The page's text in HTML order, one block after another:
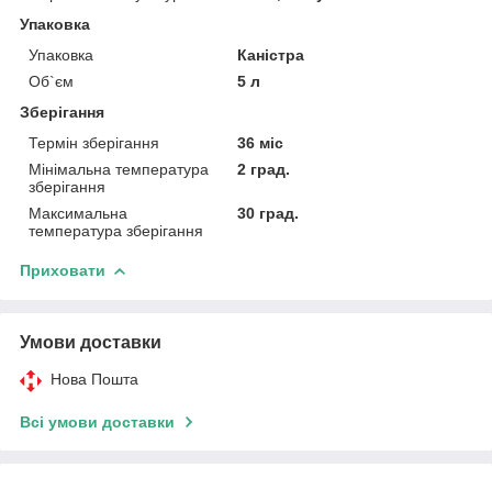
Упаковка
Упаковка
Каністра
Об`єм
5 л
Зберігання
Термін зберігання
36 міс
Мінімальна температура
зберігання
2 град.
Максимальна
температура зберігання
30 град.
Приховати
Умови доставки
Нова Пошта
Всі умови доставки